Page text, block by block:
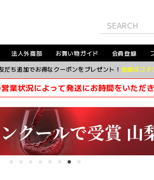
法人外商部 お買い物ガイド 会員登録
ち追加でお得なクーポンをプレゼント！ 登録はコチ
業状況によって発送にお時間をいただ